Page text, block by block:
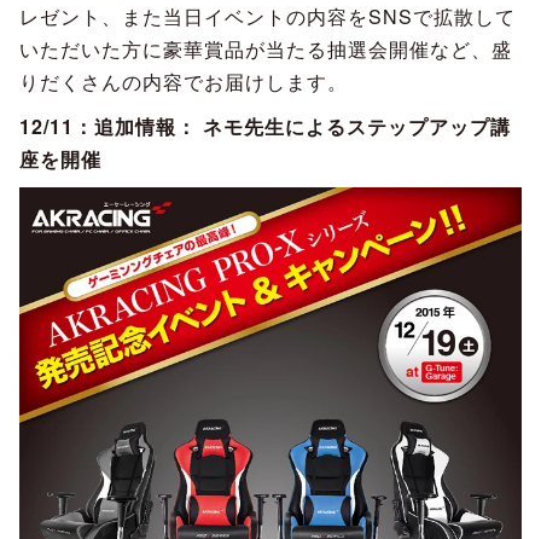
レゼント、また当日イベントの内容をSNSで拡散して
いただいた方に豪華賞品が当たる抽選会開催など、盛
りだくさんの内容でお届けします。
12/11：追加情報： ネモ先生によるステップアップ講
座を開催